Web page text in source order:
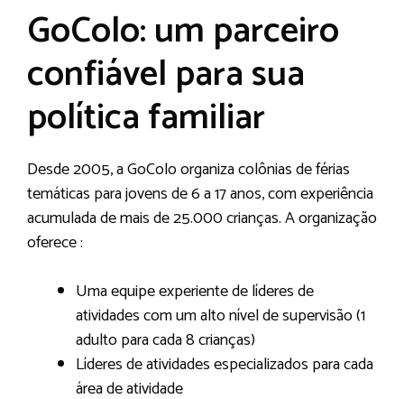
GoColo: um parceiro
confiável para sua
política familiar
Desde 2005, a GoColo organiza colônias de férias
temáticas para jovens de 6 a 17 anos, com experiência
acumulada de mais de 25.000 crianças. A organização
oferece :
Uma equipe experiente de líderes de
atividades com um alto nível de supervisão (1
adulto para cada 8 crianças)
Líderes de atividades especializados para cada
área de atividade